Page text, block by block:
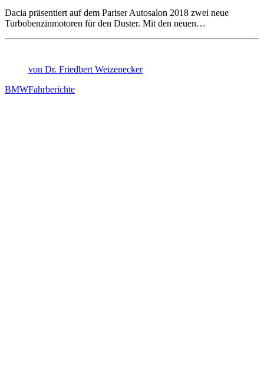
Dacia präsentiert auf dem Pariser Autosalon 2018 zwei neue
Turbobenzinmotoren für den Duster. Mit den neuen…
von Dr. Friedbert Weizenecker
BMWFahrberichte